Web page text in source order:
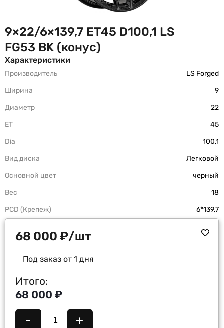
9×22/6×139,7 ET45 D100,1 LS
FG53 BK (конус)
Характеристики
Производитель
LS Forged
Ширина
9
Диаметр
22
ET
45
Dia
100,1
Вид диска
Легковой
Основной цвет
черный
Вес
18
PCD (Крепеж)
6*139,7
68 000 ₽/шт
Под заказ от 1 дня
Итого:
68 000 ₽
- +